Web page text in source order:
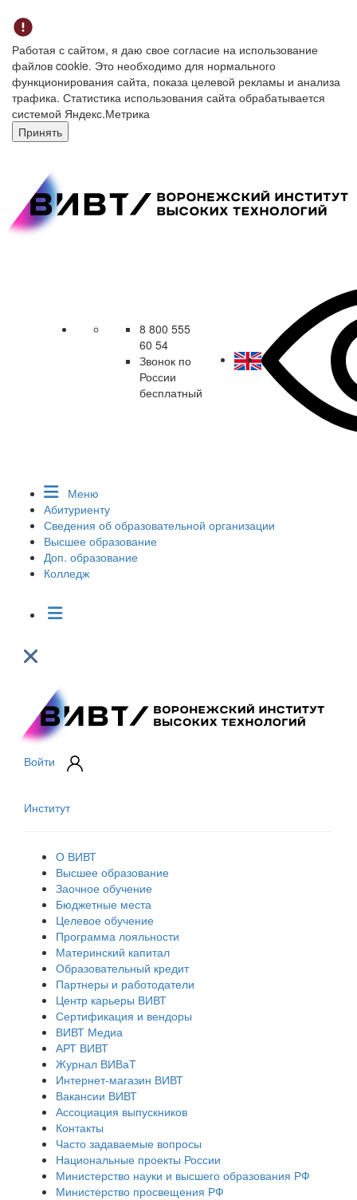
Работая с сайтом, я даю свое согласие на использование
файлов cookie. Это необходимо для нормального
функционирования сайта, показа целевой рекламы и анализа
трафика. Статистика использования сайта обрабатывается
системой Яндекс.Метрика
Принять
8 800 555
60 54
Звонок по
России
бесплатный
Меню
Абитуриенту
Сведения об образовательной организации
Высшее образование
Доп. образование
Колледж
Войти
Институт
О ВИВТ
Высшее образование
Заочное обучение
Бюджетные места
Целевое обучение
Программа лояльности
Материнский капитал
Образовательный кредит
Партнеры и работодатели
Центр карьеры ВИВТ
Сертификация и вендоры
ВИВТ Медиа
АРТ ВИВТ
Журнал ВИВаТ
Интернет-магазин ВИВТ
Вакансии ВИВТ
Ассоциация выпускников
Контакты
Часто задаваемые вопросы
Национальные проекты России
Министерство науки и высшего образования РФ
Министерство просвещения РФ